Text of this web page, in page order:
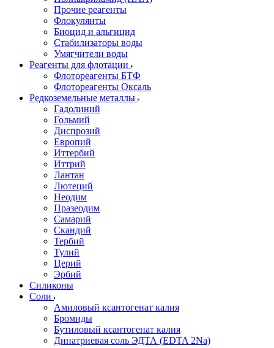
Прочие реагенты
Флокулянты
Биоцид и альгицид
Стабилизаторы воды
Умягчители воды
Реагенты для флотации
Флотореагенты БТФ
Флотореагенты Оксаль
Редкоземельные металлы
Гадолиний
Гольмий
Диспрозий
Европий
Иттербий
Иттрий
Лантан
Лютеций
Неодим
Празеодим
Самарий
Скандий
Тербий
Тулий
Церий
Эрбий
Силиконы
Соли
Амиловый ксантогенат калия
Бромиды
Бутиловый ксантогенат калия
Динатриевая соль ЭДТА (EDTA 2Na)